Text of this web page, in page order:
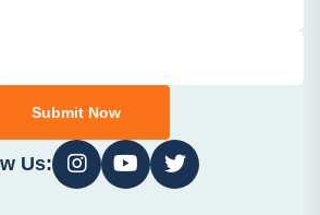
Submit Now
Us: